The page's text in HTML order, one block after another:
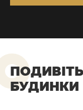
БУДИНКИ